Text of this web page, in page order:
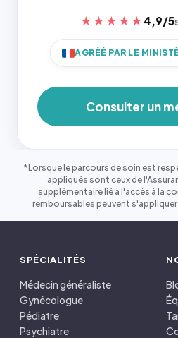
★★★★★ 4,9/5
AGRÉÉ PAR LE
Consulter un
*Lorsque le parcours de soin est
appliqués sont ceux de
supplémentaire lié à l'accès à la
remboursables peuvent
SPÉCIALITÉS
Médecin généraliste
Gynécologue
Pédiatre
Psychiatre